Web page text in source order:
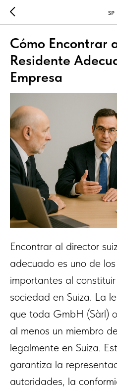
SP
Cómo Encontrar
Residente
Empresa
Encontrar al director
adecuado es uno de
importantes al
sociedad en Suiza. La
que toda GmbH (Sàrl)
al menos un miembro
legalmente en Suiza.
garantiza la
autoridades, la